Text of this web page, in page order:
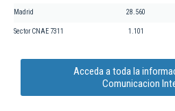
Madrid 28.560
Sector CNAE 7311 1.101
Acceda a toda la
Comunicacion